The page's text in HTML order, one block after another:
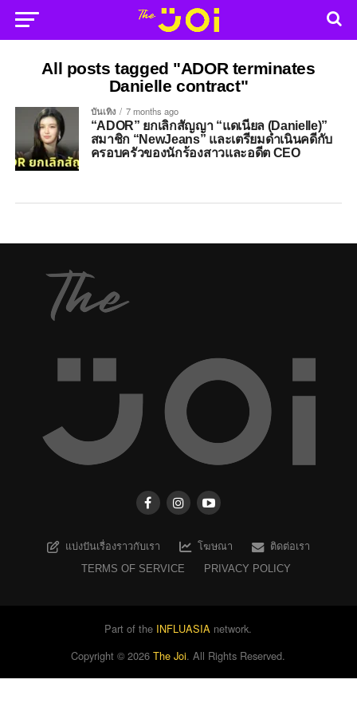
All posts tagged "ADOR terminates
Danielle contract"
บันเทิง 7 months ago
“ADOR” ยกเลิกสัญญา “แดเนียล (Danielle)”
สมาชิก “NewJeans” และเตรียมดำเนินคดีกับ
ครอบครัวของนักร้องสาวและอดีต CEO
แบ่งปันเรื่องราวกับเรา โฆษณา
ติดต่อเรา
TERMS OF SERVICE
PRIVACY POLICY
Part of the INFLUASIA network.
Copyright ©2026 The Joi. All Rights Reserved.